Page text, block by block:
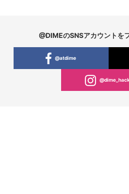
@DIMEのSNSアカウントを
@atdime